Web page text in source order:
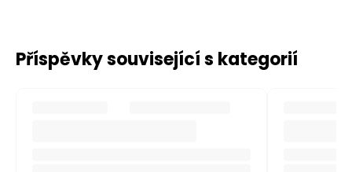
Příspěvky související s kategorií